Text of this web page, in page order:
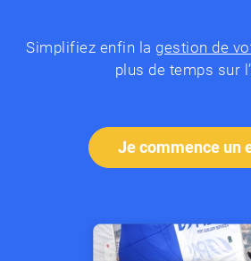
Simplifiez enfin la gestion de
plus de temps sur
Je commence un